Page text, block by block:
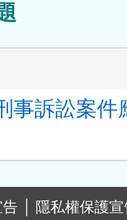
事訴訟案件
隱私權保護